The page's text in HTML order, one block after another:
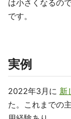
は小さくなるの
です。
実例
2022年3月に 新
た。これまでの